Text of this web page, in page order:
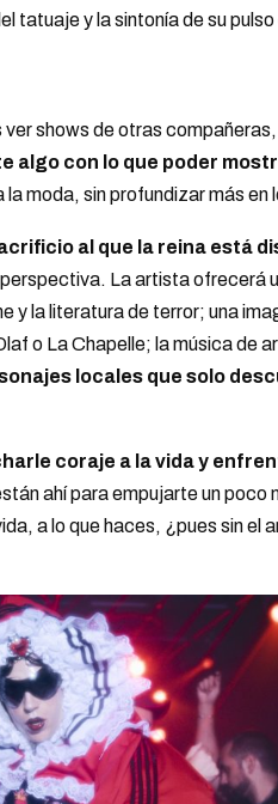
tatuaje y la sintonía de su pulso
shows de otras
algo con lo que poder
moda, sin profundizar más en
al que la reina está
La artista ofrecerá
y la literatura de terror; una
o La Chapelle; la música de
locales que solo
coraje a la vida y
ahí para empujarte un poco
a lo que haces, ¿pues sin el